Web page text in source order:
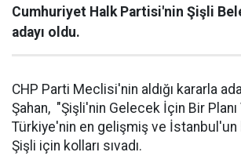
Cumhuriyet Halk Partisi'nin Şişli
adayı oldu.
CHP Parti Meclisi'nin aldığı kararla
Şahan, "Şişli'nin Gelecek İçin Bir
Türkiye'nin en gelişmiş ve
Şişli için kolları sıvadı.